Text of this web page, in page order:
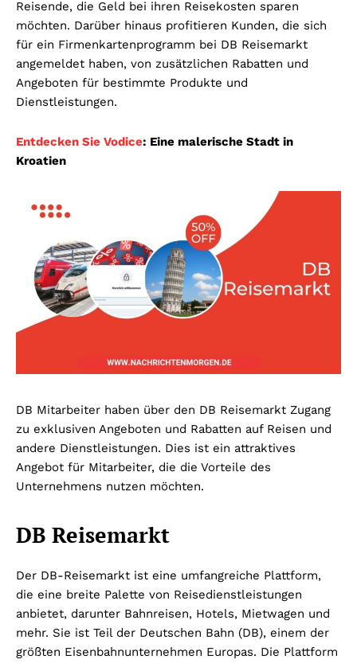
Reisende, die Geld bei ihren Reisekosten sparen
möchten. Darüber hinaus profitieren Kunden, die sich
für ein Firmenkartenprogramm bei DB Reisemarkt
angemeldet haben, von zusätzlichen Rabatten und
Angeboten für bestimmte Produkte und
Dienstleistungen.
Entdecken Sie Vodice: Eine malerische Stadt in
Kroatien
DB Mitarbeiter haben über den DB Reisemarkt Zugang
zu exklusiven Angeboten und Rabatten auf Reisen und
andere Dienstleistungen. Dies ist ein attraktives
Angebot für Mitarbeiter, die die Vorteile des
Unternehmens nutzen möchten.
DB Reisemarkt
Der DB-Reisemarkt ist eine umfangreiche Plattform,
die eine breite Palette von Reisedienstleistungen
anbietet, darunter Bahnreisen, Hotels, Mietwagen und
mehr. Sie ist Teil der Deutschen Bahn (DB), einem der
größten Eisenbahnunternehmen Europas. Die Plattform